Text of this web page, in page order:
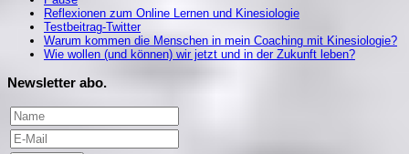
Reflexionen zum Online Lernen und Kinesiologie
Testbeitrag-Twitter
Warum kommen die Menschen in mein Coaching mit Kinesiologie?
Wie wollen (und können) wir jetzt und in der Zukunft leben?
Newsletter abo.